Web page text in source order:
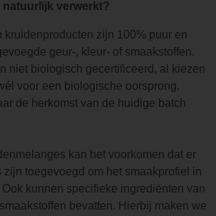
natuurlijk verwerkt?
kruidenproducten zijn 100% puur en
geur-, kleur- of smaakstoffen.
niet biologisch gecertificeerd, al kiezen
voor een biologische oorsprong.
de herkomst van de huidige batch
kan het voorkomen dat er
zijn toegevoegd om het smaakprofiel in
Ook kunnen specifieke ingrediënten van
bevatten. Hierbij maken we